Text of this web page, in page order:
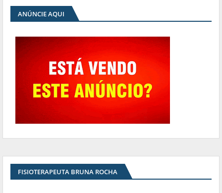
ANÚNCIE AQUI
FISIOTERAPEUTA BRUNA ROCHA